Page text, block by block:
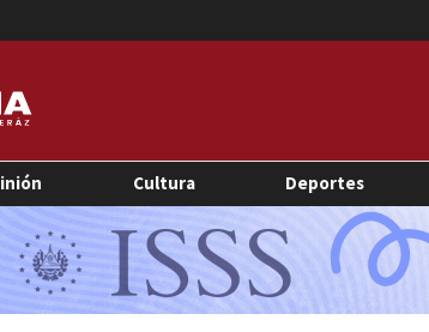
Cultura Deportes